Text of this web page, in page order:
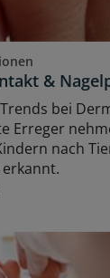
&
bei
Erreger
nach